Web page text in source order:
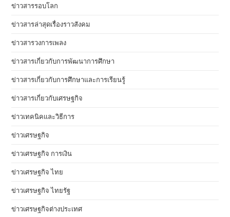
ข่าวสารรอบโลก
ข่าวสารล่าสุดเรื่องราวสังคม
ข่าวสารวงการเพลง
ข่าวสารเกี่ยวกับการพัฒนาการศึกษา
ข่าวสารเกี่ยวกับการศึกษาและการเรียนรู้
ข่าวสารเกี่ยวกับเศรษฐกิจ
ข่าวเทคนิคและวิธีการ
ข่าวเศรษฐกิจ
ข่าวเศรษฐกิจ การเงิน
ข่าวเศรษฐกิจ ไทย
ข่าวเศรษฐกิจ ไทยรัฐ
ข่าวเศรษฐกิจต่างประเทศ